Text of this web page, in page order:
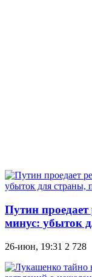
Путин
минус: убыток
26-июн, 19:31 2 728